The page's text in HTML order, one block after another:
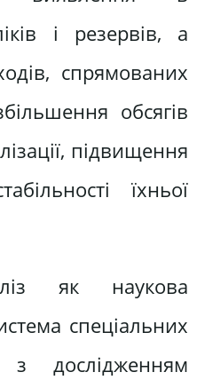
і резервів, а
спрямованих
обсягів
підвищення
їхньої
як наукова
спеціальних
дослідженням